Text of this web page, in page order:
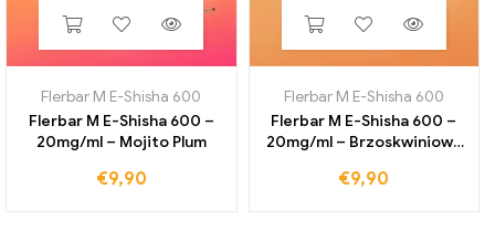
Flerbar M E-Shisha 600
Flerbar M E-Shisha 600 –
20mg/ml – Mojito Plum
€9,90
Flerbar M E-Shisha 600
Flerbar M E-Shisha 600 –
20mg/ml – Brzoskwiniowy
€9,90